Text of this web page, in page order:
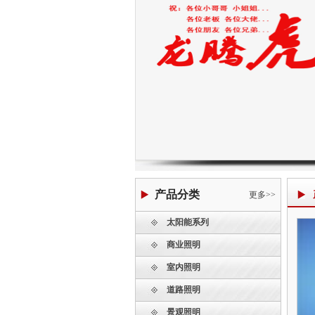
产品分类 更多>>
太阳能系列
商业照明
室内照明
道路照明
景观照明